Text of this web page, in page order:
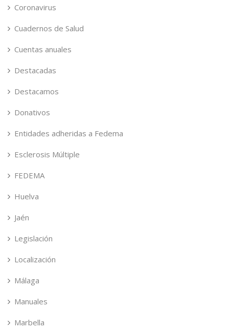
Coronavirus
Cuadernos de Salud
Cuentas anuales
Destacadas
Destacamos
Donativos
Entidades adheridas a Fedema
Esclerosis Múltiple
FEDEMA
Huelva
Jaén
Legislación
Localización
Málaga
Manuales
Marbella